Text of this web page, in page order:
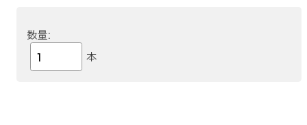
数量:
本